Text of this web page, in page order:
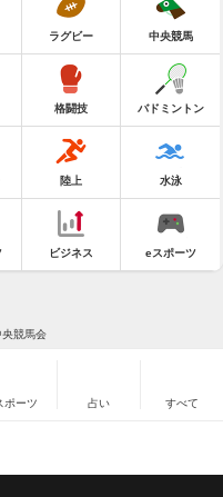
ラグビー 中央競馬
格闘技 バドミントン
陸上 水泳
ビジネス eスポーツ
競馬会
ポーツ 占い すべて